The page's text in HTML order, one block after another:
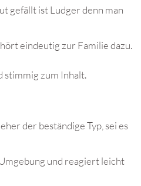
gefällt ist Ludger denn man
eindeutig zur Familie dazu.
stimmig zum Inhalt.
der beständige Typ, sei es
und reagiert leicht